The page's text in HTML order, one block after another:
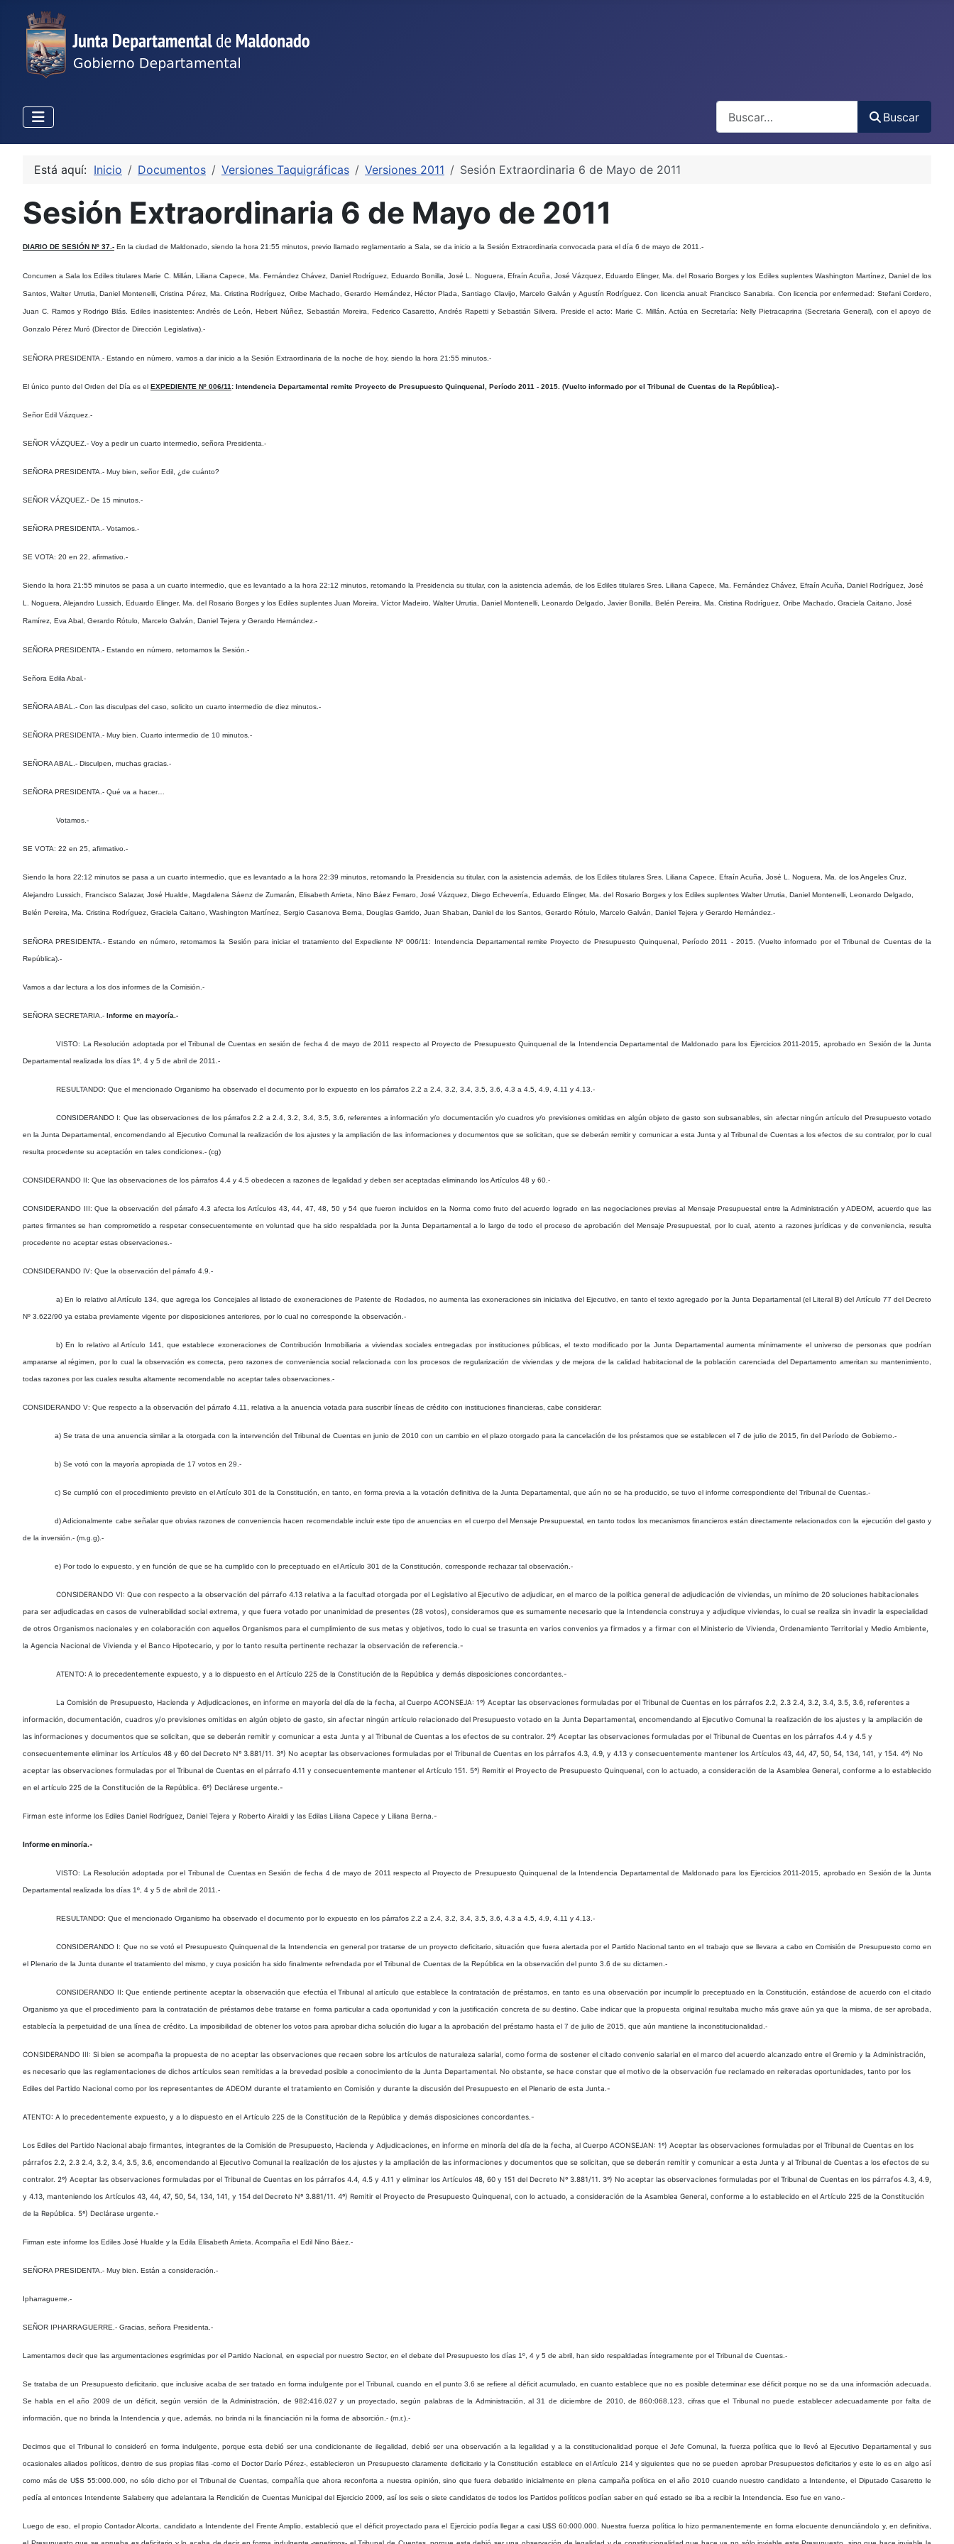
Buscar
Está aquí: Inicio Documentos Versiones Taquigráficas Versiones 2011 Sesión Extraordinaria 6 de Mayo de 2011
Sesión Extraordinaria 6 de Mayo de 2011
DIARIO DE SESIÓN Nº 37.- En la ciudad de Maldonado, siendo la hora 21:55 minutos, previo llamado reglamentario a Sala, se da inicio a la Sesión Extraordinaria convocada para el día 6 de mayo de 2011.-
Concurren a Sala los Ediles titulares Marie C. Millán, Liliana Capece, Ma. Fernández Chávez, Daniel Rodríguez, Eduardo Bonilla, José L. Noguera, Efraín Acuña, José Vázquez, Eduardo Elinger, Ma. del Rosario Borges y los Ediles suplentes Washington Martínez, Daniel de los
Santos, Walter Urrutia, Daniel Montenelli, Cristina Pérez, Ma. Cristina Rodríguez, Oribe Machado, Gerardo Hernández, Héctor Plada, Santiago Clavijo, Marcelo Galván y Agustín Rodríguez.Con licencia anual: Francisco Sanabria. Con licencia por enfermedad: Stefani Cordero,
Juan C. Ramos y Rodrigo Blás.Ediles inasistentes: Andrés de León, Hebert Núñez, Sebastián Moreira, Federico Casaretto, Andrés Rapetti y Sebastián Silvera. Preside el acto: Marie C. Millán. Actúa en Secretaría: Nelly Pietracaprina (Secretaria General), con el apoyo de
Gonzalo Pérez Muró (Director de Dirección Legislativa).-
SEÑORA PRESIDENTA.- Estando en número, vamos a dar inicio a la Sesión Extraordinaria de la noche de hoy, siendo la hora 21:55 minutos.-
El único punto del Orden del Día es el EXPEDIENTE Nº 006/11 : Intendencia Departamental remite Proyecto de Presupuesto Quinquenal, Período 2011 - 2015. (Vuelto informado por el Tribunal de Cuentas de la República).-
Señor Edil Vázquez.-
SEÑOR VÁZQUEZ.- Voy a pedir un cuarto intermedio, señora Presidenta.-
SEÑORA PRESIDENTA.- Muy bien, señor Edil, ¿de cuánto?
SEÑOR VÁZQUEZ.- De 15 minutos.-
SEÑORA PRESIDENTA.- Votamos.-
SE VOTA: 20 en 22, afirmativo.-
Siendo la hora 21:55 minutos se pasa a un cuarto intermedio, que es levantado a la hora 22:12 minutos, retomando la Presidencia su titular, con la asistencia además, de los Ediles titulares Sres. Liliana Capece, Ma. Fernández Chávez, Efraín Acuña, Daniel Rodríguez, José
L. Noguera, Alejandro Lussich, Eduardo Elinger, Ma. del Rosario Borges y los Ediles suplentes Juan Moreira, Víctor Madeiro, Walter Urrutia, Daniel Montenelli, Leonardo Delgado, Javier Bonilla, Belén Pereira, Ma. Cristina Rodríguez, Oribe Machado, Graciela Caitano, José
Ramírez, Eva Abal, Gerardo Rótulo, Marcelo Galván, Daniel Tejera y Gerardo Hernández.-
SEÑORA PRESIDENTA.- Estando en número, retomamos la Sesión.-
Señora Edila Abal.-
SEÑORA ABAL.- Con las disculpas del caso, solicito un cuarto intermedio de diez minutos.-
SEÑORA PRESIDENTA.- Muy bien. Cuarto intermedio de 10 minutos.-
SEÑORA ABAL.- Disculpen, muchas gracias.-
SEÑORA PRESIDENTA.- Qué va a hacer…
Votamos.-
SE VOTA: 22 en 25, afirmativo.-
Siendo la hora 22:12 minutos se pasa a un cuarto intermedio, que es levantado a la hora 22:39 minutos, retomando la Presidencia su titular, con la asistencia además, de los Ediles titulares Sres. Liliana Capece, Efraín Acuña, José L. Noguera, Ma. de los Angeles Cruz,
Alejandro Lussich, Francisco Salazar, José Hualde, Magdalena Sáenz de Zumarán, Elisabeth Arrieta, Nino Báez Ferraro, José Vázquez, Diego Echeverría, Eduardo Elinger, Ma. del Rosario Borges y los Ediles suplentes Walter Urrutia, Daniel Montenelli, Leonardo Delgado,
Belén Pereira, Ma. Cristina Rodríguez, Graciela Caitano, Washington Martínez, Sergio Casanova Berna, Douglas Garrido, Juan Shaban, Daniel de los Santos, Gerardo Rótulo, Marcelo Galván, Daniel Tejera y Gerardo Hernández.-
SEÑORA PRESIDENTA.- Estando en número, retomamos la Sesión para iniciar el tratamiento del Expediente Nº 006/11: Intendencia Departamental remite Proyecto de Presupuesto Quinquenal, Período 2011 - 2015. (Vuelto informado por el Tribunal de Cuentas de la
República).-
Vamos a dar lectura a los dos informes de la Comisión.-
SEÑORA SECRETARIA.- Informe en mayoría.-
VISTO: La Resolución adoptada por el Tribunal de Cuentas en sesión de fecha 4 de mayo de 2011 respecto al Proyecto de Presupuesto Quinquenal de la Intendencia Departamental de Maldonado para los Ejercicios 2011-2015, aprobado en Sesión de la Junta
Departamental realizada los días 1º, 4 y 5 de abril de 2011.-
RESULTANDO: Que el mencionado Organismo ha observado el documento por lo expuesto en los párrafos 2.2 a 2.4, 3.2, 3.4, 3.5, 3.6, 4.3 a 4.5, 4.9, 4.11 y 4.13.-
CONSIDERANDO I: Que las observaciones de los párrafos 2.2 a 2.4, 3.2, 3.4, 3.5, 3.6, referentes a información y/o documentación y/o cuadros y/o previsiones omitidas en algún objeto de gasto son subsanables, sin afectar ningún artículo del Presupuesto votado
en la Junta Departamental, encomendando al Ejecutivo Comunal la realización de los ajustes y la ampliación de las informaciones y documentos que se solicitan, que se deberán remitir y comunicar a esta Junta y al Tribunal de Cuentas a los efectos de su contralor, por lo cual
resulta procedente su aceptación en tales condiciones.- (cg)
CONSIDERANDO II: Que las observaciones de los párrafos 4.4 y 4.5 obedecen a razones de legalidad y deben ser aceptadas eliminando los Artículos 48 y 60.-
CONSIDERANDO III: Que la observación del párrafo 4.3 afecta los Artículos 43, 44, 47, 48, 50 y 54 que fueron incluidos en la Norma como fruto del acuerdo logrado en las negociaciones previas al Mensaje Presupuestal entre la Administración y ADEOM, acuerdo que las
partes firmantes se han comprometido a respetar consecuentemente en voluntad que ha sido respaldada por la Junta Departamental a lo largo de todo el proceso de aprobación del Mensaje Presupuestal, por lo cual, atento a razones jurídicas y de conveniencia, resulta
procedente no aceptar estas observaciones.-
CONSIDERANDO IV: Que la observación del párrafo 4.9.-
a) En lo relativo al Artículo 134, que agrega los Concejales al listado de exoneraciones de Patente de Rodados, no aumenta las exoneraciones sin iniciativa del Ejecutivo, en tanto el texto agregado por la Junta Departamental (el Literal B) del Artículo 77 del Decreto
Nº 3.622/90 ya estaba previamente vigente por disposiciones anteriores, por lo cual no corresponde la observación.-
b) En lo relativo al Artículo 141, que establece exoneraciones de Contribución Inmobiliaria a viviendas sociales entregadas por instituciones públicas, el texto modificado por la Junta Departamental aumenta mínimamente el universo de personas que podrían
ampararse al régimen, por lo cual la observación es correcta, pero razones de conveniencia social relacionada con los procesos de regularización de viviendas y de mejora de la calidad habitacional de la población carenciada del Departamento ameritan su mantenimiento,
todas razones por las cuales resulta altamente recomendable no aceptar tales observaciones.-
CONSIDERANDO V: Que respecto a la observación del párrafo 4.11, relativa a la anuencia votada para suscribir líneas de crédito con instituciones financieras, cabe considerar:
a) Se trata de una anuencia similar a la otorgada con la intervención del Tribunal de Cuentas en junio de 2010 con un cambio en el plazo otorgado para la cancelación de los préstamos que se establecen el 7 de julio de 2015, fin del Período de Gobierno.-
b) Se votó con la mayoría apropiada de 17 votos en 29.-
c) Se cumplió con el procedimiento previsto en el Artículo 301 de la Constitución, en tanto, en forma previa a la votación definitiva de la Junta Departamental, que aún no se ha producido, se tuvo el informe correspondiente del Tribunal de Cuentas.-
d) Adicionalmente cabe señalar que obvias razones de conveniencia hacen recomendable incluir este tipo de anuencias en el cuerpo del Mensaje Presupuestal, en tanto todos los mecanismos financieros están directamente relacionados con la ejecución del gasto y
de la inversión.- (m.g.g).-
e) Por todo lo expuesto, y en función de que se ha cumplido con lo preceptuado en el Artículo 301 de la Constitución, corresponde rechazar tal observación.-
CONSIDERANDO VI: Que con respecto a la observación del párrafo 4.13 relativa a la facultad otorgada por el Legislativo al Ejecutivo de adjudicar, en el marco de la política general de adjudicación de viviendas, un mínimo de 20 soluciones habitacionales
para ser adjudicadas en casos de vulnerabilidad social extrema, y que fuera votado por unanimidad de presentes (28 votos), consideramos que es sumamente necesario que la Intendencia construya y adjudique viviendas, lo cual se realiza sin invadir la especialidad
de otros Organismos nacionales y en colaboración con aquellos Organismos para el cumplimiento de sus metas y objetivos, todo lo cual se trasunta en varios convenios ya firmados y a firmar con el Ministerio de Vivienda, Ordenamiento Territorial y Medio Ambiente,
la Agencia Nacional de Vivienda y el Banco Hipotecario, y por lo tanto resulta pertinente rechazar la observación de referencia.-
ATENTO: A lo precedentemente expuesto, y a lo dispuesto en el Artículo 225 de la Constitución de la República y demás disposiciones concordantes.-
La Comisión de Presupuesto, Hacienda y Adjudicaciones, en informe en mayoría del día de la fecha, al Cuerpo ACONSEJA: 1º) Aceptar las observaciones formuladas por el Tribunal de Cuentas en los párrafos 2.2, 2.3 2.4, 3.2, 3.4, 3.5, 3.6, referentes a
información, documentación, cuadros y/o previsiones omitidas en algún objeto de gasto, sin afectar ningún artículo relacionado del Presupuesto votado en la Junta Departamental, encomendando al Ejecutivo Comunal la realización de los ajustes y la ampliación de
las informaciones y documentos que se solicitan, que se deberán remitir y comunicar a esta Junta y al Tribunal de Cuentas a los efectos de su contralor. 2º) Aceptar las observaciones formuladas por el Tribunal de Cuentas en los párrafos 4.4 y 4.5 y
consecuentemente eliminar los Artículos 48 y 60 del Decreto Nº 3.881/11. 3º) No aceptar las observaciones formuladas por el Tribunal de Cuentas en los párrafos 4.3, 4.9, y 4.13 y consecuentemente mantener los Artículos 43, 44, 47, 50, 54, 134, 141, y 154. 4º) No
aceptar las observaciones formuladas por el Tribunal de Cuentas en el párrafo 4.11 y consecuentemente mantener el Artículo 151. 5º) Remitir el Proyecto de Presupuesto Quinquenal, con lo actuado, a consideración de la Asamblea General, conforme a lo establecido
en el artículo 225 de la Constitución de la República. 6º) Declárese urgente.-
Firman este informe los Ediles Daniel Rodríguez, Daniel Tejera y Roberto Airaldi y las Edilas Liliana Capece y Liliana Berna.-
Informe en minoría.-
VISTO: La Resolución adoptada por el Tribunal de Cuentas en Sesión de fecha 4 de mayo de 2011 respecto al Proyecto de Presupuesto Quinquenal de la Intendencia Departamental de Maldonado para los Ejercicios 2011-2015, aprobado en Sesión de la Junta
Departamental realizada los días 1º, 4 y 5 de abril de 2011.-
RESULTANDO: Que el mencionado Organismo ha observado el documento por lo expuesto en los párrafos 2.2 a 2.4, 3.2, 3.4, 3.5, 3.6, 4.3 a 4.5, 4.9, 4.11 y 4.13.-
CONSIDERANDO I: Que no se votó el Presupuesto Quinquenal de la Intendencia en general por tratarse de un proyecto deficitario, situación que fuera alertada por el Partido Nacional tanto en el trabajo que se llevara a cabo en Comisión de Presupuesto como en
el Plenario de la Junta durante el tratamiento del mismo, y cuya posición ha sido finalmente refrendada por el Tribunal de Cuentas de la República en la observación del punto 3.6 de su dictamen.-
CONSIDERANDO II: Que entiende pertinente aceptar la observación que efectúa el Tribunal al artículo que establece la contratación de préstamos, en tanto es una observación por incumplir lo preceptuado en la Constitución, estándose de acuerdo con el citado
Organismo ya que el procedimiento para la contratación de préstamos debe tratarse en forma particular a cada oportunidad y con la justificación concreta de su destino. Cabe indicar que la propuesta original resultaba mucho más grave aún ya que la misma, de ser aprobada,
establecía la perpetuidad de una línea de crédito. La imposibilidad de obtener los votos para aprobar dicha solución dio lugar a la aprobación del préstamo hasta el 7 de julio de 2015, que aún mantiene la inconstitucionalidad.-
CONSIDERANDO III: Si bien se acompaña la propuesta de no aceptar las observaciones que recaen sobre los artículos de naturaleza salarial, como forma de sostener el citado convenio salarial en el marco del acuerdo alcanzado entre el Gremio y la Administración,
es necesario que las reglamentaciones de dichos artículos sean remitidas a la brevedad posible a conocimiento de la Junta Departamental. No obstante, se hace constar que el motivo de la observación fue reclamado en reiteradas oportunidades, tanto por los
Ediles del Partido Nacional como por los representantes de ADEOM durante el tratamiento en Comisión y durante la discusión del Presupuesto en el Plenario de esta Junta.-
ATENTO: A lo precedentemente expuesto, y a lo dispuesto en el Artículo 225 de la Constitución de la República y demás disposiciones concordantes.-
Los Ediles del Partido Nacional abajo firmantes, integrantes de la Comisión de Presupuesto, Hacienda y Adjudicaciones, en informe en minoría del día de la fecha, al Cuerpo ACONSEJAN: 1º) Aceptar las observaciones formuladas por el Tribunal de Cuentas en los
párrafos 2.2, 2.3 2.4, 3.2, 3.4, 3.5, 3.6, encomendando al Ejecutivo Comunal la realización de los ajustes y la ampliación de las informaciones y documentos que se solicitan, que se deberán remitir y comunicar a esta Junta y al Tribunal de Cuentas a los efectos de su
contralor. 2º) Aceptar las observaciones formuladas por el Tribunal de Cuentas en los párrafos 4.4, 4.5 y 4.11 y eliminar los Artículos 48, 60 y 151 del Decreto Nº 3.881/11. 3º) No aceptar las observaciones formuladas por el Tribunal de Cuentas en los párrafos 4.3, 4.9,
y 4.13, manteniendo los Artículos 43, 44, 47, 50, 54, 134, 141, y 154 del Decreto Nº 3.881/11. 4º) Remitir el Proyecto de Presupuesto Quinquenal, con lo actuado, a consideración de la Asamblea General, conforme a lo establecido en el Artículo 225 de la Constitución
de la República. 5º) Declárase urgente.-
Firman este informe los Ediles José Hualde y la Edila Elisabeth Arrieta. Acompaña el Edil Nino Báez.-
SEÑORA PRESIDENTA.- Muy bien. Están a consideración.-
Ipharraguerre.-
SEÑOR IPHARRAGUERRE.- Gracias, señora Presidenta.-
Lamentamos decir que las argumentaciones esgrimidas por el Partido Nacional, en especial por nuestro Sector, en el debate del Presupuesto los días 1º, 4 y 5 de abril, han sido respaldadas íntegramente por el Tribunal de Cuentas.-
Se trataba de un Presupuesto deficitario, que inclusive acaba de ser tratado en forma indulgente por el Tribunal, cuando en el punto 3.6 se refiere al déficit acumulado, en cuanto establece que no es posible determinar ese déficit porque no se da una información adecuada.
Se habla en el año 2009 de un déficit, según versión de la Administración, de 982:416.027 y un proyectado, según palabras de la Administración, al 31 de diciembre de 2010, de 860:068.123, cifras que el Tribunal no puede establecer adecuadamente por falta de
información, que no brinda la Intendencia y que, además, no brinda ni la financiación ni la forma de absorción.- (m.r.).-
Decimos que el Tribunal lo consideró en forma indulgente, porque esta debió ser una condicionante de ilegalidad, debió ser una observación a la legalidad y a la constitucionalidad porque el Jefe Comunal, la fuerza política que lo llevó al Ejecutivo Departamental y sus
ocasionales aliados políticos, dentro de sus propias filas -como el Doctor Darío Pérez-, establecieron un Presupuesto claramente deficitario y la Constitución establece en el Artículo 214 y siguientes que no se pueden aprobar Presupuestos deficitarios y este lo es en algo así
como más de U$S 55:000.000, no sólo dicho por el Tribunal de Cuentas, compañía que ahora reconforta a nuestra opinión, sino que fuera debatido inicialmente en plena campaña política en el año 2010 cuando nuestro candidato a Intendente, el Diputado Casaretto le
pedía al entonces Intendente Salaberry que adelantara la Rendición de Cuentas Municipal del Ejercicio 2009, así los seis o siete candidatos de todos los Partidos políticos podían saber en qué estado se iba a recibir la Intendencia. Eso fue en vano.-
Luego de eso, el propio Contador Alcorta, candidato a Intendente del Frente Amplio, estableció que el déficit proyectado para el Ejercicio podía llegar a casi U$S 60:000.000. Nuestra fuerza política lo hizo permanentemente en forma elocuente denunciándolo y, en definitiva,